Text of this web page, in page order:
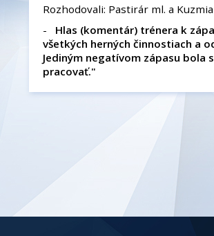
Rozhodovali: Pastirár ml. a
- Hlas (komentár) trénera k
všetkých herných činnostiach a
Jediným negatívom zápasu bola
pracovať."